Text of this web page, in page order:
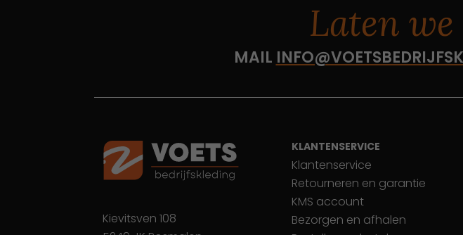
Laten
MAIL
Kievitsven 108
KLANTENSERVICE
Klantenservice
Retourneren en garantie
KMS account
Bezorgen en afhalen